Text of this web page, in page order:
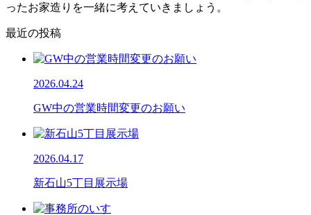
ったお家造りを一緒に考えていきましょう。
最近の投稿
2026.04.24
GW中の営業時間変更のお願い
2026.04.17
新石山5丁目展示場